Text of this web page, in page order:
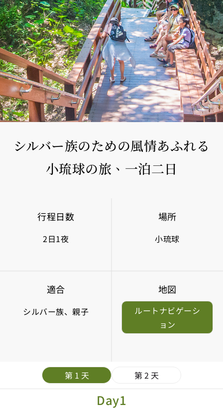
シルバー族のための風情あふれる
小琉球の旅、一泊二日
行程日数
2日1夜
場所
小琉球
適合
シルバー族、親子
地図
ルートナビゲーシ
ョン
第 1 天 第 2 天
Day1